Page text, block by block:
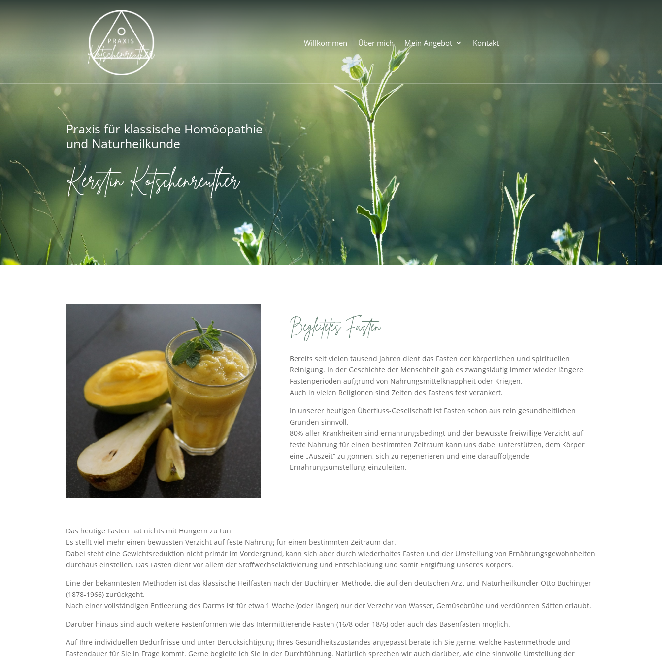
Willkommen Über mich Mein Angebot Kontakt
Praxis für klassische Homöopathie
und Naturheilkunde
Kerstin Kotschenreuther
Begleitetes Fasten
Bereits seit vielen tausend Jahren dient das Fasten der körperlichen und spirituellen
Reinigung. In der Geschichte der Menschheit gab es zwangsläufig immer wieder längere
Fastenperioden aufgrund von Nahrungsmittelknappheit oder Kriegen.
Auch in vielen Religionen sind Zeiten des Fastens fest verankert.
In unserer heutigen Überfluss-Gesellschaft ist Fasten schon aus rein gesundheitlichen
Gründen sinnvoll.
80% aller Krankheiten sind ernährungsbedingt und der bewusste freiwillige Verzicht auf
feste Nahrung für einen bestimmten Zeitraum kann uns dabei unterstützen, dem Körper
eine „Auszeit“ zu gönnen, sich zu regenerieren und eine darauffolgende
Ernährungsumstellung einzuleiten.
Das heutige Fasten hat nichts mit Hungern zu tun.
Es stellt viel mehr einen bewussten Verzicht auf feste Nahrung für einen bestimmten Zeitraum dar.
Dabei steht eine Gewichtsreduktion nicht primär im Vordergrund, kann sich aber durch wiederholtes Fasten und der Umstellung von Ernährungsgewohnheiten
durchaus einstellen. Das Fasten dient vor allem der Stoffwechselaktivierung und Entschlackung und somit Entgiftung unseres Körpers.
Eine der bekanntesten Methoden ist das klassische Heilfasten nach der Buchinger-Methode, die auf den deutschen Arzt und Naturheilkundler Otto Buchinger
(1878-1966) zurückgeht.
Nach einer vollständigen Entleerung des Darms ist für etwa 1 Woche (oder länger) nur der Verzehr von Wasser, Gemüsebrühe und verdünnten Säften erlaubt.
Darüber hinaus sind auch weitere Fastenformen wie das Intermittierende Fasten (16/8 oder 18/6) oder auch das Basenfasten möglich.
Auf Ihre individuellen Bedürfnisse und unter Berücksichtigung Ihres Gesundheitszustandes angepasst berate ich Sie gerne, welche Fastenmethode und
Fastendauer für Sie in Frage kommt. Gerne begleite ich Sie in der Durchführung. Natürlich sprechen wir auch darüber, wie eine sinnvolle Umstellung der